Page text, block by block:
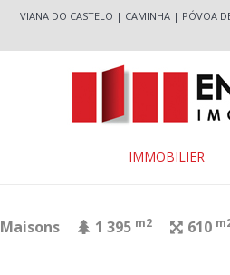
VIANA DO CASTELO | CAMINHA| PÓVOA
IMMOBILIER
Maisons 1 395 m2 610